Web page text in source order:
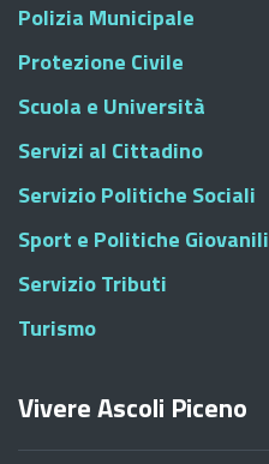
Polizia Municipale
Protezione Civile
Scuola e Università
Servizi al Cittadino
Servizio Politiche Sociali
Sport e Politiche Giovanili
Servizio Tributi
Turismo
Vivere Ascoli Piceno